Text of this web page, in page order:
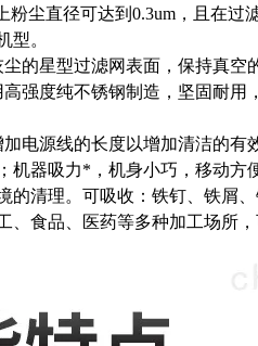
尘直径可达到0.3um，且在
型。
的星型过滤网表面，保持真空
强度纯不锈钢制造，坚固耐
电源线的长度以增加清洁的有
机器吸力*，机身小巧，移动方
的清理。可吸收：铁钉、铁屑
食品、医药等多种加工场所